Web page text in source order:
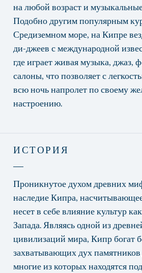
на любой возраст и
Подобно другим популярным
Средиземном море, на Кипре
ди-джеев с международной
где играет живая музыка, джаз,
салоны, что позволяет с
всю ночь напролет по своему
настроению.
ИСТОРИЯ
Проникнутое духом древних
наследие Кипра,
несет в себе влияние культур
Запада. Являясь одной из
цивилизаций мира, Кипр богат
захватывающих дух
многие из которых находятся